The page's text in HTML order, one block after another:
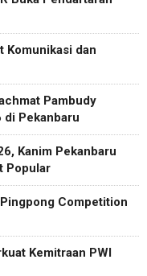
Komunikasi dan
Pambudy
di Pekanbaru
Kanim Pekanbaru
Popular
Competition
Kemitraan PWI